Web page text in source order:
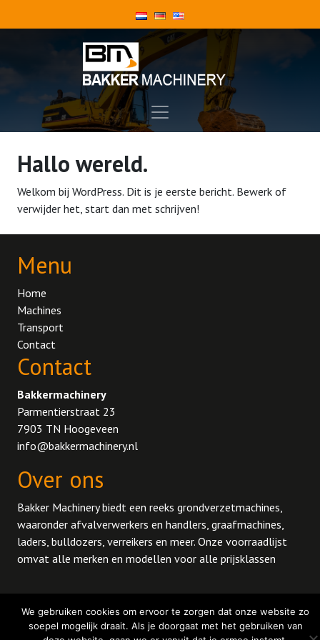
Hallo wereld.
Welkom bij WordPress. Dit is je eerste bericht. Bewerk of
verwijder het, start dan met schrijven!
Menu
Home
Machines
Transport
Contact
Contact
Bakkermachinery
Parmentierstraat 23
7903 TN Hoogeveen
info@bakkermachinery.nl
Over ons
Bakker Machinery biedt een reeks grondverzetmachines,
waaronder afvalverwerkers en handlers, graafmachines,
laders, bulldozers, verreikers en meer. Onze voorraadlijst
omvat alle merken en modellen voor alle prijsklassen
© 2026 BakkerMachinery.
Privacy policy
Website gemaakt doorProfi-web
We gebruiken cookies om ervoor te zorgen dat onze website zo
soepel mogelijk draait. Als je doorgaat met het gebruiken van